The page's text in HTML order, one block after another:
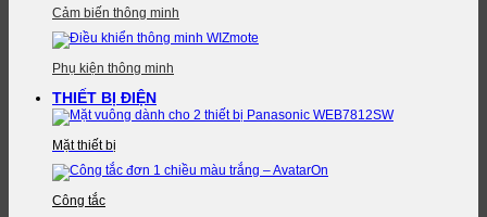
Cảm biến thông minh
Phụ kiện thông minh
THIẾT BỊ ĐIỆN
Mặt thiết bị
Công tắc